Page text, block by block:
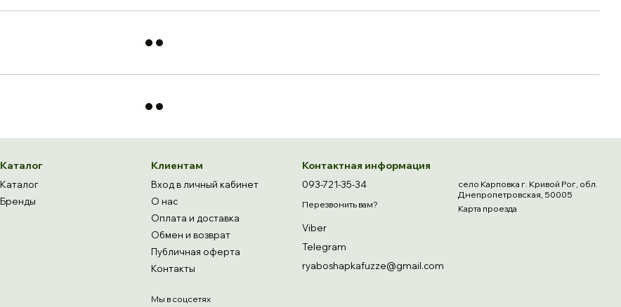
Каталог
Каталог
Бренды
Клиентам
Вход в личный кабинет
О нас
Оплата и доставка
Обмен и возврат
Публичная оферта
Контакты
Мы в соцсетях
Контактная информация
093-721-35-34
Перезвонить вам?
Viber
Telegram
ryaboshapkafuzze@gmail.com
село Карповка г. Кривой Рог, обл.
Днепропетровская, 50005
Карта проезда